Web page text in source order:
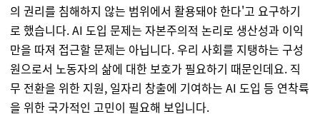
의 권리를 침해하지 않는 범위에서 활용돼야 한다'고 요구하기
로 했습니다. AI 도입 문제는 자본주의적 논리로 생산성과 이익
만을 따져 접근할 문제는 아닙니다. 우리 사회를 지탱하는 구성
원으로서 노동자의 삶에 대한 보호가 필요하기 때문인데요. 직
무 전환을 위한 지원, 일자리 창출에 기여하는 AI 도입 등 연착륙
을 위한 국가적인 고민이 필요해 보입니다.